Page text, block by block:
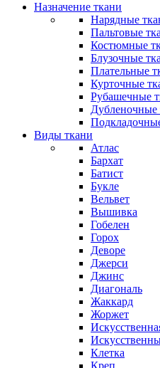
Назначение ткани
Нарядные
Пальтовые
Костюмные
Блузочные
Плательные
Курточные
Рубашечные
Дубленочные
Виды ткани
Атлас
Бархат
Батист
Букле
Вельвет
Вышивка
Гобелен
Горох
Деворе
Джерси
Джинс
Диагональ
Жаккард
Жоржет
Клетка
Креп